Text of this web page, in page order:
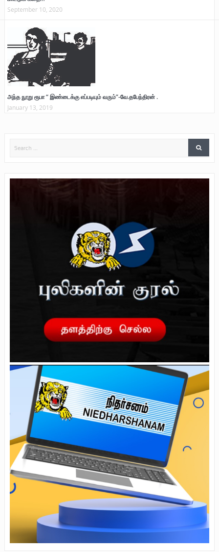
September 10, 2020
அந்த நூறு ரூபா “ இண்டைக்கு எப்படியும் வரும்”-வே.தபேந்திரன் .
January 13, 2019